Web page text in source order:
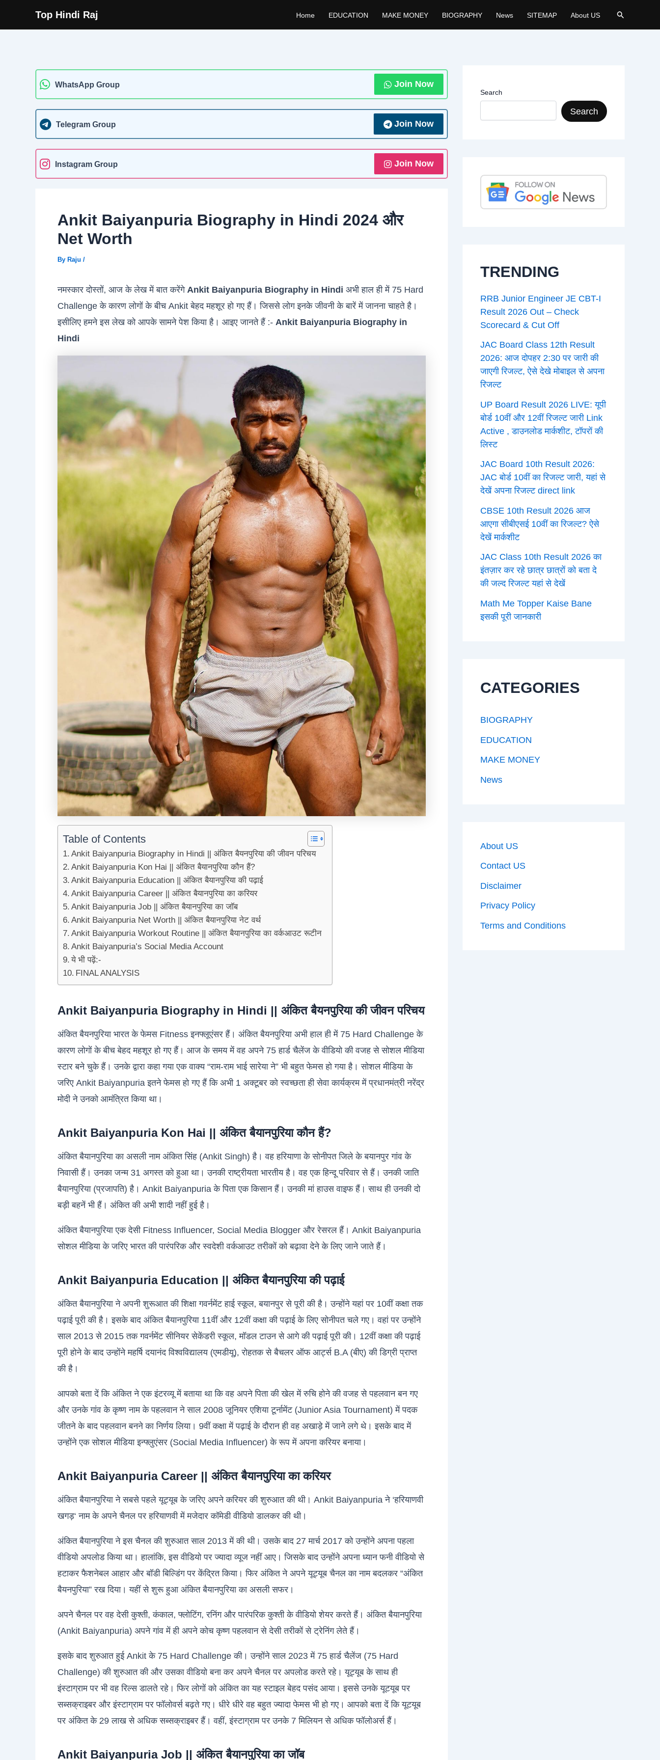
Top Hindi Raj Home EDUCATION MAKE MONEY BIOGRAPHY News SITEMAP About US Search
WhatsApp Group Join Now
Telegram Group Join Now
Instagram Group Join Now
Ankit Baiyanpuria Biography in Hindi 2024 और
Net Worth
By Raju /
नमस्कार दोस्तों, आज के लेख में बात करेंगे Ankit Baiyanpuria Biography in Hindi अभी हाल ही में 75 Hard
Challenge के कारण लोगों के बीच Ankit बेहद महशूर हो गए हैं। जिससे लोग इनके जीवनी के बारें में जानना चाहते है।
इसीलिए हमने इस लेख को आपके सामने पेश किया है। आइए जानते हैं :- Ankit Baiyanpuria Biography in
Hindi
Table of Contents
Ankit Baiyanpuria Biography in Hindi || अंकित बैयनपुरिया की जीवन परिचय
Ankit Baiyanpuria Kon Hai || अंकित बैयानपुरिया कौन हैं?
Ankit Baiyanpuria Education || अंकित बैयानपुरिया की पढ़ाई
Ankit Baiyanpuria Career || अंकित बैयानपुरिया का करियर
Ankit Baiyanpuria Job || अंकित बैयानपुरिया का जॉब
Ankit Baiyanpuria Net Worth || अंकित बैयानपुरिया नेट वर्थ
Ankit Baiyanpuria Workout Routine || अंकित बैयानपुरिया का वर्कआउट रूटीन
Ankit Baiyanpuria’s Social Media Account
ये भी पढ़ें:-
FINAL ANALYSIS
Ankit Baiyanpuria Biography in Hindi || अंकित बैयनपुरिया की जीवन परिचय
अंकित बैयनपुरिया भारत के फेमस Fitness इनफ्लूएंसर हैं। अंकित बैयनपुरिया अभी हाल ही में 75 Hard Challenge के
कारण लोगों के बीच बेहद महशूर हो गए हैं। आज के समय में वह अपने 75 हार्ड चैलेंज के वीडियो की वजह से सोशल मीडिया
स्टार बने चुके हैं। उनके द्वारा कहा गया एक वाक्य “राम-राम भाई सारेया ने” भी बहुत फेमस हो गया है। सोशल मीडिया के
जरिए Ankit Baiyanpuria इतने फेमस हो गए हैं कि अभी 1 अक्टूबर को स्वच्छता ही सेवा कार्यक्रम में प्रधानमंत्री नरेंद्र
मोदी ने उनको आमंत्रित किया था।
Ankit Baiyanpuria Kon Hai || अंकित बैयानपुरिया कौन हैं?
अंकित बैयानपुरिया का असली नाम अंकित सिंह (Ankit Singh) है। वह हरियाणा के सोनीपत जिले के बयानपुर गांव के
निवासी हैं। उनका जन्म 31 अगस्त को हुआ था। उनकी राष्ट्रीयता भारतीय है। वह एक हिन्दू परिवार से हैं। उनकी जाति
बैयानपुरिया (प्रजापति) है। Ankit Baiyanpuria के पिता एक किसान हैं। उनकी मां हाउस वाइफ हैं। साथ ही उनकी दो
बड़ी बहनें भी हैं। अंकित की अभी शादी नहीं हुई है।
अंकित बैयानपुरिया एक देसी Fitness Influencer, Social Media Blogger और रेसरल हैं। Ankit Baiyanpuria
सोशल मीडिया के जरिए भारत की पारंपरिक और स्वदेशी वर्कआउट तरीकों को बढ़ावा देने के लिए जाने जाते हैं।
Ankit Baiyanpuria Education || अंकित बैयानपुरिया की पढ़ाई
अंकित बैयानपुरिया ने अपनी शुरूआत की शिक्षा गवर्नमेंट हाई स्कूल, बयानपुर से पूरी की है। उन्होंने यहां पर 10वीं कक्षा तक
पढ़ाई पूरी की है। इसके बाद अंकित बैयानपुरिया 11वीं और 12वीं कक्षा की पढ़ाई के लिए सोनीपत चले गए। वहां पर उन्होंने
साल 2013 से 2015 तक गवर्नमेंट सीनियर सेकेंडरी स्कूल, मॉडल टाउन से आगे की पढ़ाई पूरी की। 12वीं कक्षा की पढ़ाई
पूरी होने के बाद उन्होंने महर्षि दयानंद विश्वविद्यालय (एमडीयू), रोहतक से बैचलर ऑफ आर्ट्स B.A (बीए) की डिग्री प्राप्त
की है।
आपको बता दें कि अंकित ने एक इंटरव्यू में बताया था कि वह अपने पिता की खेल में रुचि होने की वजह से पहलवान बन गए
और उनके गांव के कृष्ण नाम के पहलवान ने साल 2008 जूनियर एशिया टूर्नामेंट (Junior Asia Tournament) में पदक
जीतने के बाद पहलवान बनने का निर्णय लिया। 9वीं कक्षा में पढ़ाई के दौरान ही वह अखाड़े में जाने लगे थे। इसके बाद में
उन्होंने एक सोशल मीडिया इन्फ्लुएंसर (Social Media Influencer) के रूप में अपना करियर बनाया।
Ankit Baiyanpuria Career || अंकित बैयानपुरिया का करियर
अंकित बैयानपुरिया ने सबसे पहले यूट्यूब के जरिए अपने करियर की शुरुआत की थी। Ankit Baiyanpuria ने ‘हरियाणवी
खगड़‘ नाम के अपने चैनल पर हरियाणवी में मजेदार कॉमेडी वीडियो डालकर की थी।
अंकित बैयानपुरिया ने इस चैनल की शुरुआत साल 2013 में की थी। उसके बाद 27 मार्च 2017 को उन्होंने अपना पहला
वीडियो अपलोड किया था। हालांकि, इस वीडियो पर ज्यादा व्यूज नहीं आए। जिसके बाद उन्होंने अपना ध्यान फनी वीडियो से
हटाकर फैशनेबल आहार और बॉडी बिल्डिंग पर केंद्रित किया। फिर अंकित ने अपने यूट्यूब चैनल का नाम बदलकर “अंकित
बैयनपुरिया” रख दिया। यहीं से शुरू हुआ अंकित बैयानपुरिया का असली सफर।
अपने चैनल पर वह देसी कुश्ती, कंकाल, फ्लोटिंग, रनिंग और पारंपरिक कुश्ती के वीडियो शेयर करते हैं। अंकित बैयानपुरिया
(Ankit Baiyanpuria) अपने गांव में ही अपने कोच कृष्ण पहलवान से देसी तरीकों से ट्रेनिंग लेते हैं।
इसके बाद शुरुआत हुई Ankit के 75 Hard Challenge की। उन्होंने साल 2023 में 75 हार्ड चैलेंज (75 Hard
Challenge) की शुरुआत की और उसका वीडियो बना कर अपने चैनल पर अपलोड करते रहे। यूट्यूब के साथ ही
इंस्टाग्राम पर भी वह रिल्स डालते रहे। फिर लोगों को अंकित का यह स्टाइल बेहद पसंद आया। इससे उनके यूटयूब पर
सब्सक्राइबर और इंस्टाग्राम पर फॉलोवर्स बढ़ते गए। धीरे धीरे वह बहुत ज्यादा फेमस भी हो गए। आपको बता दें कि यूटयूब
पर अंकित के 29 लाख से अधिक सब्सक्राइबर हैं। वहीं, इंस्टाग्राम पर उनके 7 मिलियन से अधिक फॉलोअर्स हैं।
Ankit Baiyanpuria Job || अंकित बैयानपुरिया का जॉब
Search
Search
TRENDING
RRB Junior Engineer JE CBT-I
Result 2026 Out – Check
Scorecard & Cut Off
JAC Board Class 12th Result
2026: आज दोपहर 2:30 पर जारी की
जाएगी रिजल्ट, ऐसे देखे मोबाइल से अपना
रिजल्ट
UP Board Result 2026 LIVE: यूपी
बोर्ड 10वीं और 12वीं रिजल्ट जारी Link
Active , डाउनलोड मार्कशीट, टॉपरों की
लिस्ट
JAC Board 10th Result 2026:
JAC बोर्ड 10वीं का रिजल्ट जारी, यहां से
देखें अपना रिजल्ट direct link
CBSE 10th Result 2026 आज
आएगा सीबीएसई 10वीं का रिजल्ट? ऐसे
देखें मार्कशीट
JAC Class 10th Result 2026 का
इंतज़ार कर रहे छात्र छात्रों को बता दे
की जल्द रिजल्ट यहां से देखें
Math Me Topper Kaise Bane
इसकी पूरी जानकारी
CATEGORIES
BIOGRAPHY
EDUCATION
MAKE MONEY
News
About US
Contact US
Disclaimer
Privacy Policy
Terms and Conditions